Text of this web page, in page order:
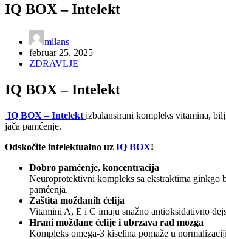
IQ BOX – Intelekt
milans
februar 25, 2025
ZDRAVLJE
IQ BOX – Intelekt
IQ BOX – Intelekt izbalansirani kompleks vitamina,
jača pamćenje.
Odskočite intelektualno uz IQ BOX!
Dobro pamćenje, koncentracija
Neuroprotektivni kompleks sa ekstraktima ginkgo
pamćenja.
Zaštita moždanih ćelija
Vitamini A, E i C imaju snažno antioksidativno
Hrani moždane ćelije i ubrzava rad mozga
Kompleks omega-3 kiselina pomaže u